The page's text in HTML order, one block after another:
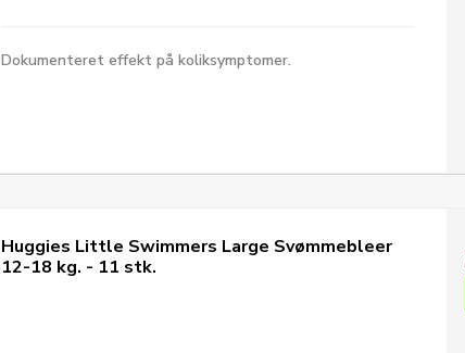
Dokumenteret effekt på koliksymptomer.
Huggies Little Swimmers Large Svømmebleer
12-18 kg. - 11 stk.